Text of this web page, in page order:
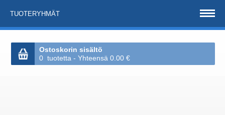
TUOTERYHMÄT
Ostoskorin sisältö
0 tuotetta - Yhteensä 0.00 €